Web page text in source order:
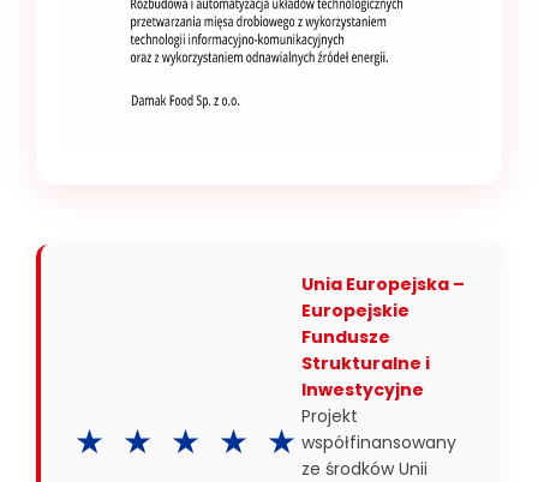
★ ★ ★ ★ ★
Unia Europejska –
Europejskie
Fundusze
Strukturalne i
Inwestycyjne
Projekt
współfinansowany
ze środków Unii